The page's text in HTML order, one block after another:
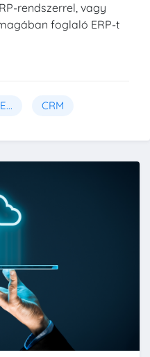
rendszerrel, vagy
foglaló ERP-t
CRM